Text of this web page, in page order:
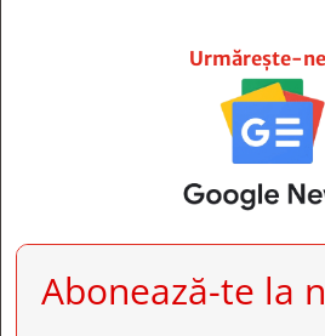
Urmărește-
Abonează-te la